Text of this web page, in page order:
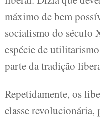
máximo de bem
socialismo do século
espécie de
parte da tradição
Repetidamente, os
classe revolucionária,